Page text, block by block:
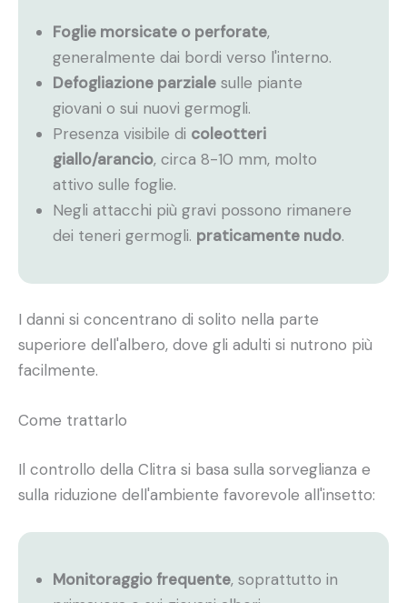
Foglie morsicate o perforate,
generalmente dai bordi verso l'interno.
Defogliazione parziale sulle piante
giovani o sui nuovi germogli.
Presenza visibile di coleotteri
giallo/arancio, circa 8-10 mm, molto
attivo sulle foglie.
Negli attacchi più gravi possono rimanere
dei teneri germogli. praticamente nudo.
I danni si concentrano di solito nella parte
superiore dell'albero, dove gli adulti si nutrono più
facilmente.
Come trattarlo
Il controllo della Clitra si basa sulla sorveglianza e
sulla riduzione dell'ambiente favorevole all'insetto:
Monitoraggio frequente, soprattutto in